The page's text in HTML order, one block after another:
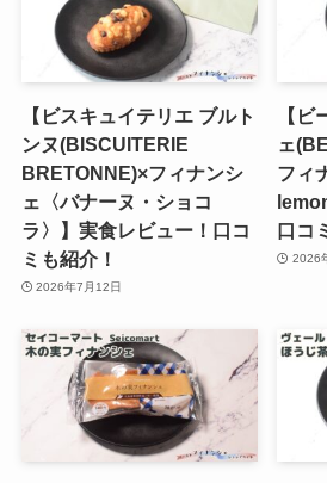
【ビスキュイテリエ ブルト
ンヌ(BISCUITERIE
BRETONNE)×フィナンシ
ェ〈バナーヌ・ショコ
ラ〉】実食レビュー！口コ
ミも紹介！
2026年7月12日
【
ェ
フィ
口コ
2026